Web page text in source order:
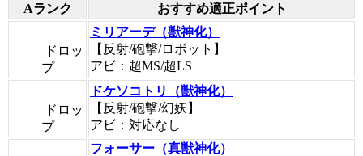
Aランク
おすすめ適正ポイント
ドロッ
プ
ミリアーデ（獣神化）
【反射/砲撃/ロボット】
アビ：超MS/超LS
ドロッ
プ
ドケソコトリ（獣神化）
【反射/砲撃/幻妖】
アビ：対応なし
フォーサー（真獣神化）